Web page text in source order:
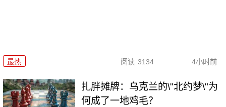
最热 阅读 3134 4小时前
扎胖摊牌：乌克兰的\"北约梦\"为
何成了一地鸡毛？